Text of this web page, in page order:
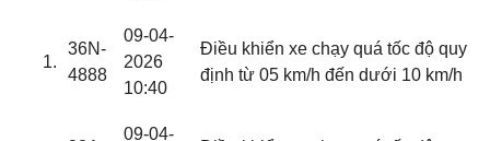
36N-
4888
09-04-
2026
10:40
Điều khiển xe chạy quá tốc độ quy
định từ 05 km/h đến dưới 10 km/h
09-04-